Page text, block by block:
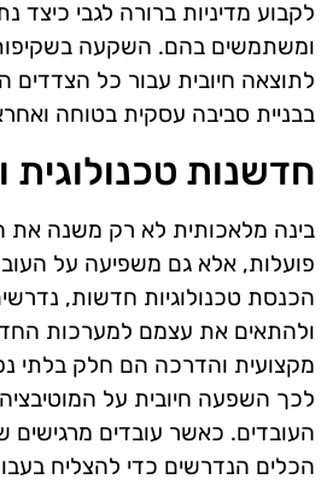
לקבוע מדיניות ברורה לגבי כיצד
ומשתמשים בהם. השקעה בשקיפות
לתוצאה חיובית עבור כל הצדדים
בבניית סביבה עסקית בטוחה
חדשנות טכנולוגית
בינה מלאכותית לא רק משנה את
פועלות, אלא גם משפיעה על
הכנסת טכנולוגיות חדשות,
ולהתאים את עצמם למערכות
מקצועית והדרכה הם חלק בלתי
לכך השפעה חיובית על
העובדים. כאשר עובדים
הכלים הנדרשים כדי להצליח